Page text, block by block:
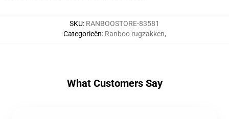
SKU: RANBOOSTORE-83581
Categorieën: Ranboo rugzakken,
What Customers Say